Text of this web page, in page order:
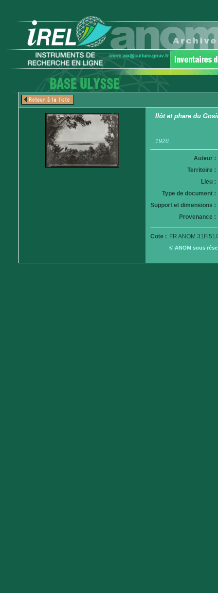
Ilôt et phare du
1928
Auteur :
Territoire :
Lieu :
Type de document :
Support et dimensions :
Provenance :
Cote : FR ANOM
© ANOM sous